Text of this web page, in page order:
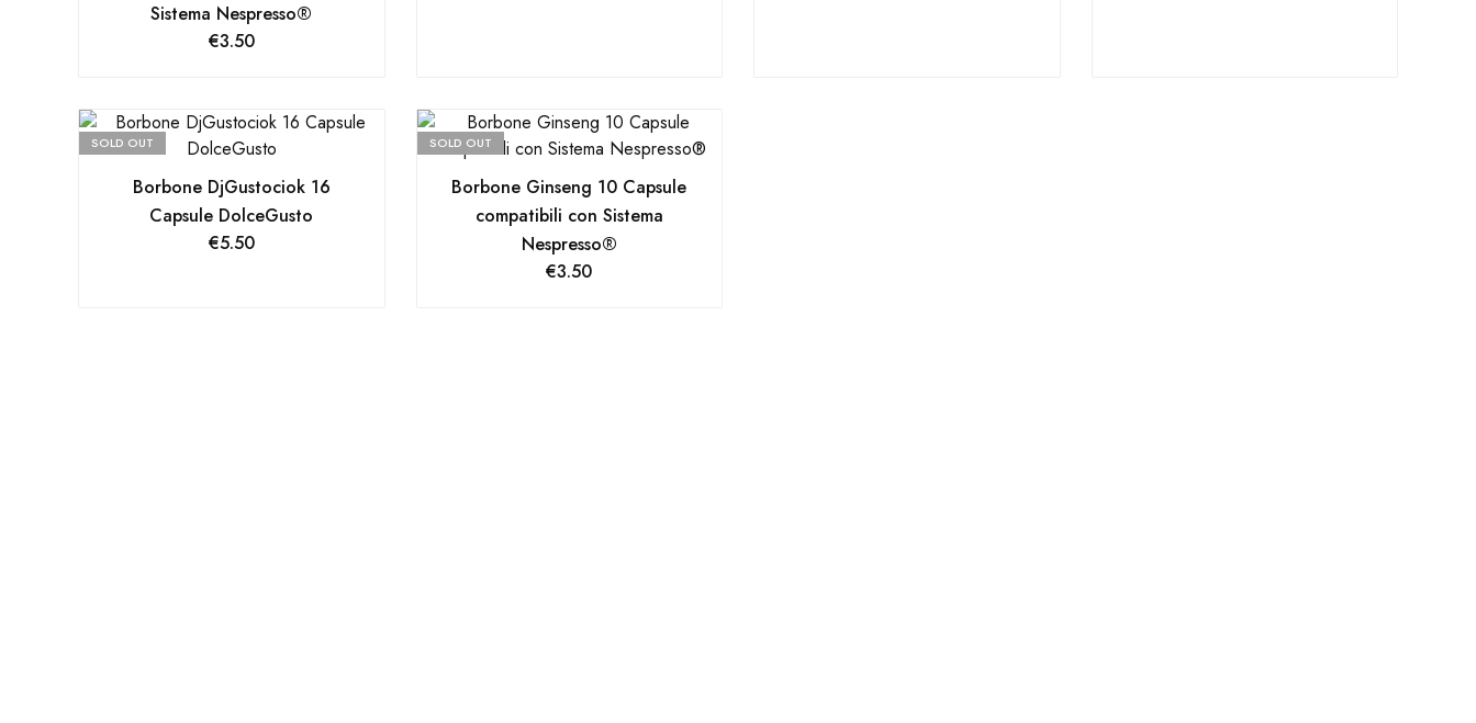
Sistema Nespresso®
€3.50
SOLD OUT
Borbone DjGustociok 16
Capsule DolceGusto
€5.50
SOLD OUT
Borbone Ginseng 10 Capsule
compatibili con Sistema
Nespresso®
€3.50